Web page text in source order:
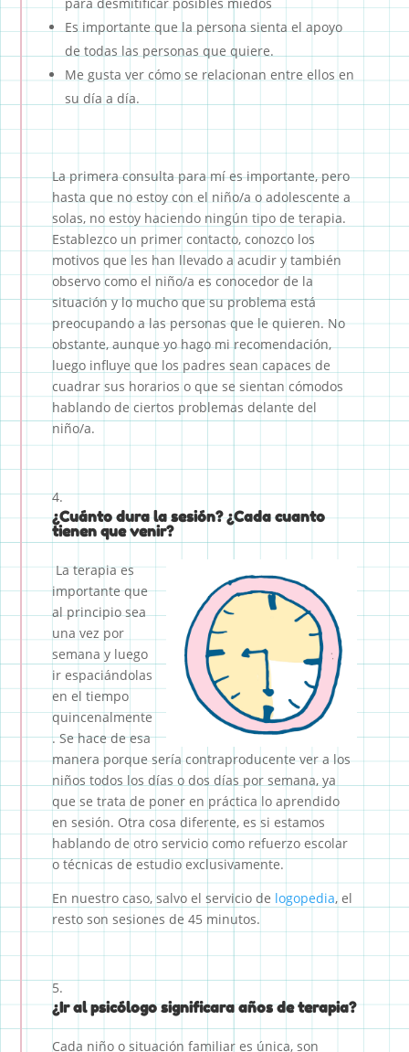
Es importante que la persona sienta el apoyo
de todas las personas que quiere.
Me gusta ver cómo se relacionan entre ellos en
su día a día.
La primera consulta para mí es importante, pero
hasta que no estoy con el niño/a o adolescente a
solas, no estoy haciendo ningún tipo de terapia.
Establezco un primer contacto, conozco los
motivos que les han llevado a acudir y también
observo como el niño/a es conocedor de la
situación y lo mucho que su problema está
preocupando a las personas que le quieren. No
obstante, aunque yo hago mi recomendación,
luego influye que los padres sean capaces de
cuadrar sus horarios o que se sientan cómodos
hablando de ciertos problemas delante del
niño/a.
¿Cuánto dura la sesión? ¿Cada cuanto
tienen que venir?
La terapia es
importante que
al principio sea
una vez por
semana y luego
ir espaciándolas
en el tiempo
quincenalmente
. Se hace de esa
manera porque sería contraproducente ver a los
niños todos los días o dos días por semana, ya
que se trata de poner en práctica lo aprendido
en sesión. Otra cosa diferente, es si estamos
hablando de otro servicio como refuerzo escolar
o técnicas de estudio exclusivamente.
En nuestro caso, salvo el servicio de logopedia, el
resto son sesiones de 45 minutos.
¿Ir al psicólogo significara años de terapia?
Cada niño o situación familiar es única, son